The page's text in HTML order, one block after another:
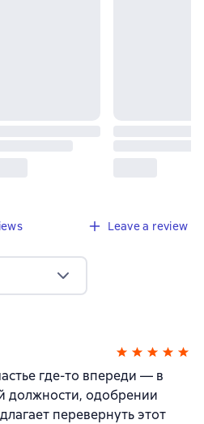
Leave a review
где-то впереди — в
должности, одобрении
перевернуть этот